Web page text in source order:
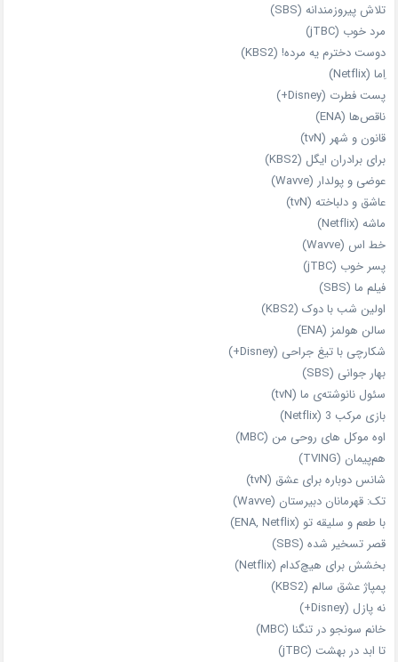
تلاش پیروزمندانه (SBS)
مرد خوب (jTBC)
دوست دخترم یه مرده! (KBS2)
اِما (Netflix)
پست فطرت (Disney+)
ناقص‌ها (ENA)
قانون و شهر (tvN)
برای برادران ایگل (KBS2)
عوضی و پولدار (Wavve)
عاشق و دلباخته (tvN)
ماشه (Netflix)
خط اس (Wavve)
پسر خوب (jTBC)
فیلم ما (SBS)
اولین شب با دوک (KBS2)
سالن هولمز (ENA)
شکارچی با تیغ جراحی (Disney+)
بهار جوانی (SBS)
سئول نانوشته‌ی ما (tvN)
بازی مرکب 3 (Netflix)
اوه موکل های روحی من (MBC)
هم‌پیمان (TVING)
شانس دوباره برای عشق (tvN)
تک: قهرمانان دبیرستان (Wavve)
با طعم و سلیقه تو (ENA, Netflix)
قصر تسخیر شده (SBS)
بخشش برای هیچ‌کدام (Netflix)
پمپاژ عشق سالم (KBS2)
نه پازل (Disney+)
خانم سونجو در تنگنا (MBC)
تا ابد در بهشت (jTBC)